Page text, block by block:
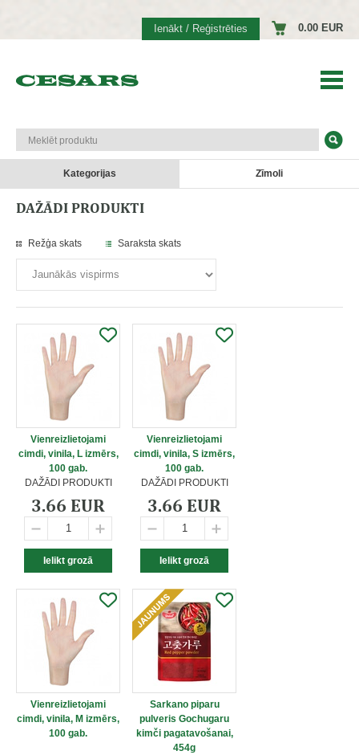
Ienākt / Reģistrēties 0.00 EUR
Kategorijas Zīmoli
DAŽĀDI PRODUKTI
Režģa skats Saraksta skats
Vienreizlietojami
cimdi, vinila, L izmērs,
100 gab.
DAŽĀDI PRODUKTI
3.66 EUR
Vienreizlietojami
cimdi, vinila, S izmērs,
100 gab.
DAŽĀDI PRODUKTI
3.66 EUR
Vienreizlietojami
cimdi, vinila, M izmērs,
100 gab.
Sarkano piparu
pulveris Gochugaru
kimči pagatavošanai,
454g